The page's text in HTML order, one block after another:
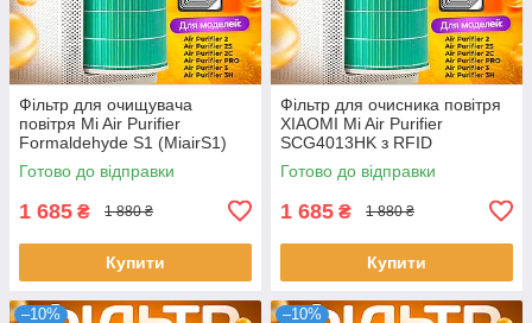
Фільтр для очищувача
повітря Mi Air Purifier
Formaldehyde S1 (MiairS1)
No chip
Готово до відправки
1 685 ₴ 1 880 ₴
Купити
Фільтр для очисника повітря
XIAOMI Mi Air Purifier
SCG4013HK з RFID
Готово до відправки
1 685 ₴ 1 880 ₴
Купити
–10% –10%